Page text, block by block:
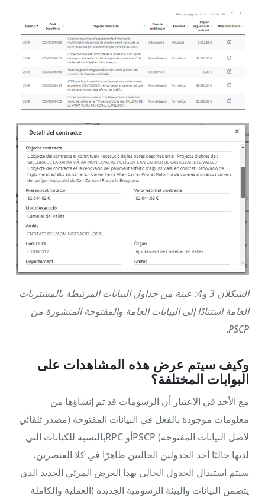
الشكلان 3 و4: عينة من جداول البيانات المرتبطة بالمشتريات
العامة استنادًا إلى البيانات العامة والمفتوحة المنشورة من
PSCP
.
وكيف سيتم عرض هذه المشاهدات على
البوابات المختلفة؟
مع الأخذ في الاعتبار أن الرسومات قد تم إنشاؤها من
معلومات موجودة بالفعل في البيانات المفتوحة (مصدر تلقائي
لأصل البيانات المفتوحة) PSCPأو RPCبالنسبة للكيانات التي
لديها حاليًا أحد الجدولين الحاليين ظاهرًا في كلا العنصرين،
سيتم استبدال الجدول الحالي بهذا العرض المرئي الجديد الذي
يتضمن البيانات والبيئة الرسومية الجديدة (العملية والكاملة